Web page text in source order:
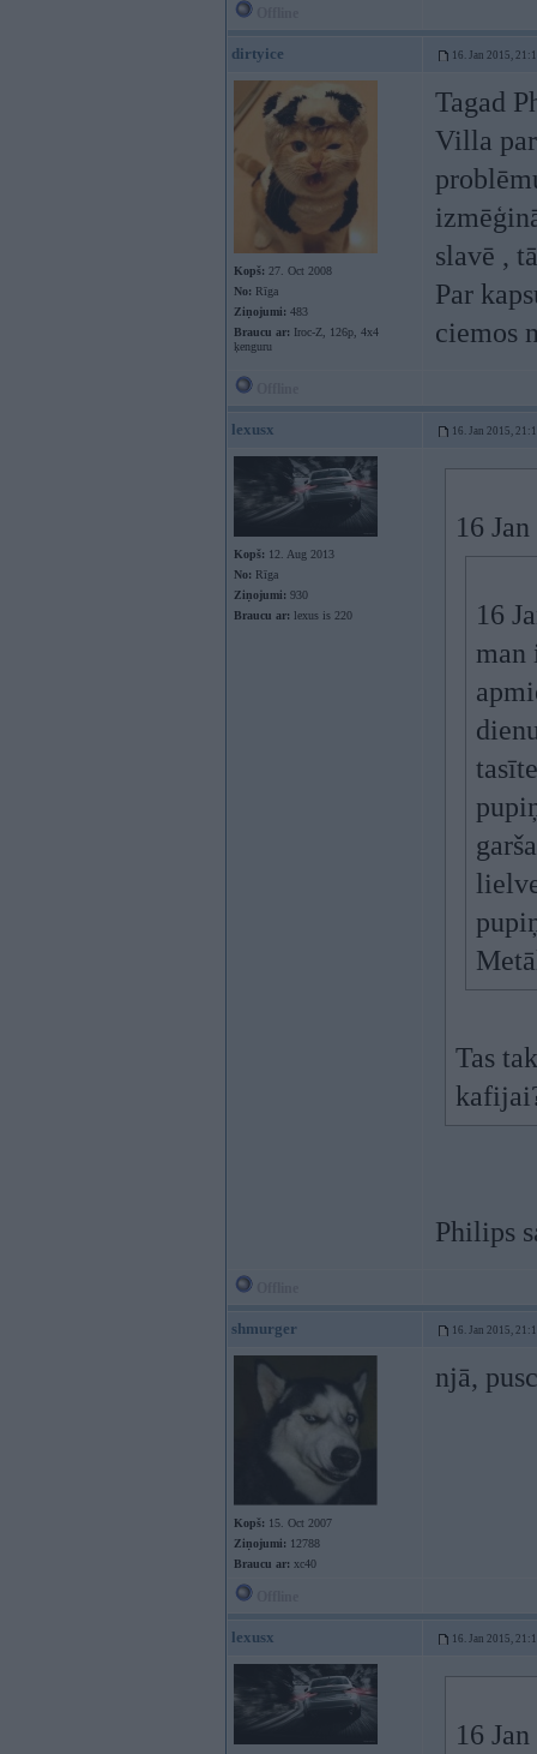
dirtyice 16. Jan 2015,
Kopš: 27. Oct 2008
No: Rīga
Ziņojumi: 483
Braucu ar: Iroc-Z, 126p, 4x4
ķenguru
Tagad
Villa
slavē ,
Par
ciemos
lexusx 16. Jan 2015,
Kopš: 12. Aug 2013
No: Rīga
Ziņojumi: 930
Braucu ar: lexus is 220
16
16
man
Tas
Philips
shmurger 16. Jan 2015,
Kopš: 15. Oct 2007
Ziņojumi: 12788
Braucu ar: xc40
njā,
lexusx 16. Jan 2015,
16